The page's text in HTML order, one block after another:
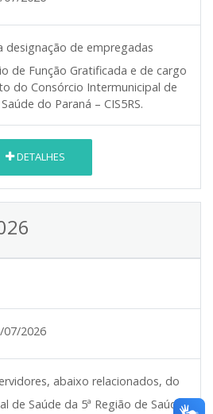
designação de empregadas
de Função Gratificada e de cargo
do Consórcio Intermunicipal de
do Paraná – CIS5RS.
DETALHES
07/2026
abaixo relacionados, do
de Saúde da 5ª Região de Saúde